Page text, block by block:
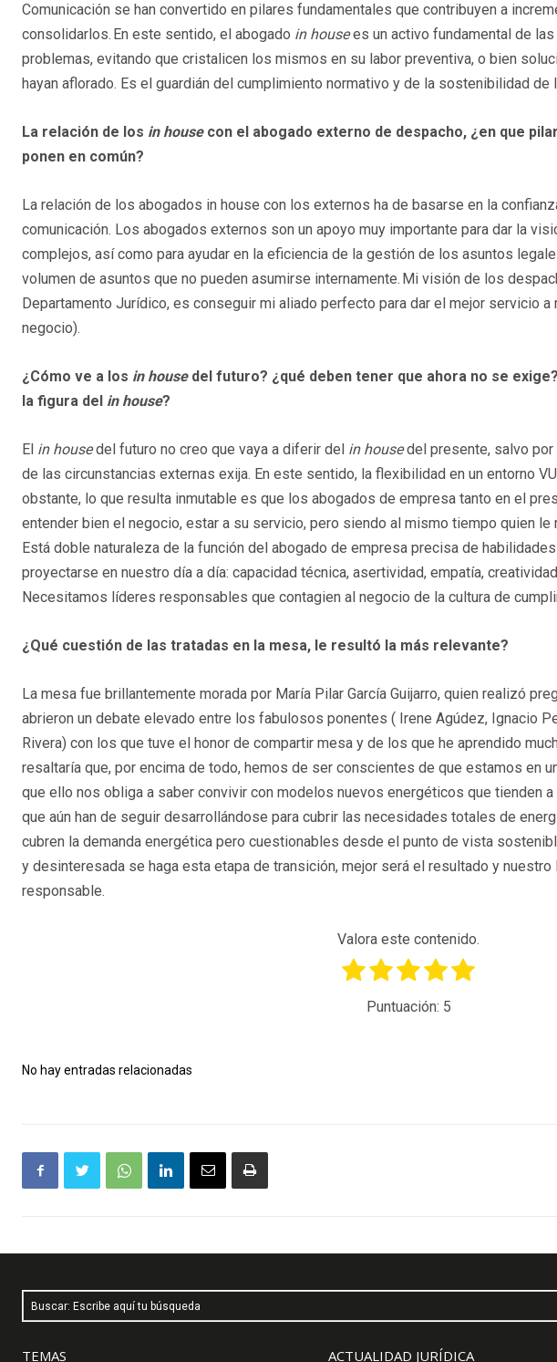
Comunicación se han convertido en pilares fundamentales que contribuyen a
consolidarlos. En este sentido, el abogado in housees un activo fundamental de
problemas, evitando que cristalicen los mismos en su labor preventiva, o bien
hayan aflorado. Es el guardián del cumplimiento normativo y de la sostenibilidad
La relación de los in housecon el abogado externo de despacho, ¿en que
ponen en común?
La relación de los abogados in house con los externos ha de basarse en la
comunicación. Los abogados externos son un apoyo muy importante para dar la
complejos, así como para ayudar en la eficiencia de la gestión de los asuntos
volumen de asuntos que no pueden asumirse internamente. Mi visión de los
Departamento Jurídico, es conseguir mi aliado perfecto para dar el mejor servicio
negocio).
¿Cómo ve a los in housedel futuro? ¿qué deben tener que ahora no se
la figura del in house?
El in housedel futuro no creo que vaya a diferir del in housedel presente, salvo por
de las circunstancias externas exija. En este sentido, la flexibilidad en un entorno
obstante, lo que resulta inmutable es que los abogados de empresa tanto en el
entender bien el negocio, estar a su servicio, pero siendo al mismo tiempo quien le
Está doble naturaleza de la función del abogado de empresa precisa de
proyectarse en nuestro día a día: capacidad técnica, asertividad, empatía,
Necesitamos líderes responsables que contagien al negocio de la cultura de
¿Qué cuestión de las tratadas en la mesa, le resultó la más relevante?
La mesa fue brillantemente morada por María Pilar García Guijarro, quien realizó
abrieron un debate elevado entre los fabulosos ponentes ( Irene Agúdez, Ignacio
Rivera) con los que tuve el honor de compartir mesa y de los que he aprendido
resaltaría que, por encima de todo, hemos de ser conscientes de que estamos en
que ello nos obliga a saber convivir con modelos nuevos energéticos que tienden
que aún han de seguir desarrollándose para cubrir las necesidades totales de
cubren la demanda energética pero cuestionables desde el punto de vista
y desinteresada se haga esta etapa de transición, mejor será el resultado y
responsable.
Valora este contenido.
Puntuación: 5
No hay entradas relacionadas
Buscar: Escribe aquí tu búsqueda
TEMAS ACTUALIDAD JURÍDICA